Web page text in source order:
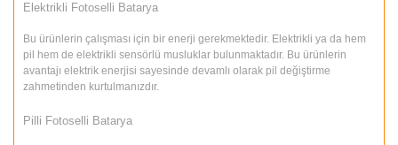
Elektrikli Fotoselli Batarya
Bu ürünlerin çalışması için bir enerji gerekmektedir. Elektrikli ya da hem
pil hem de elektrikli sensörlü musluklar bulunmaktadır. Bu ürünlerin
avantajı elektrik enerjisi sayesinde devamlı olarak pil değiştirme
zahmetinden kurtulmanızdır.
Pilli Fotoselli Batarya